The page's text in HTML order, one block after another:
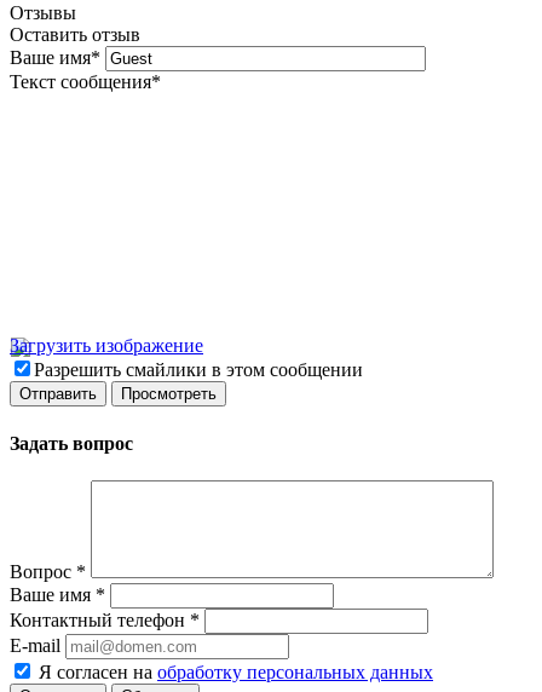
Отзывы
Оставить отзыв
Ваше имя*
Текст сообщения*
Загрузить изображение
Разрешить смайлики в этом сообщении
Задать вопрос
Вопрос *
Ваше имя *
Контактный телефон *
E-mail
Я согласен на обработку персональных данных